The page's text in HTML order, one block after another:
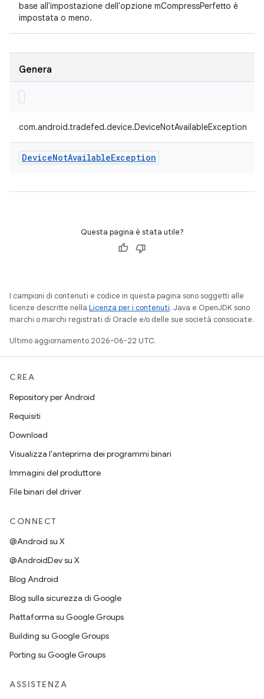
base all'impostazione dell'opzione mCompressPerfetto è
impostata o meno.
Genera
com.android.tradefed.device.DeviceNotAvailableException
DeviceNotAvailableException
Questa pagina è stata utile?
I campioni di contenuti e codice in questa pagina sono soggetti alle
licenze descritte nella Licenza per i contenuti. Java e OpenJDK sono
marchi o marchi registrati di Oracle e/o delle sue società consociate.
Ultimo aggiornamento 2026-06-22 UTC.
CREA
Repository per Android
Requisiti
Download
Visualizza l'anteprima dei programmi binari
Immagini del produttore
File binari del driver
CONNECT
@Android su X
@AndroidDev su X
Blog Android
Blog sulla sicurezza di Google
Piattaforma su Google Groups
Building su Google Groups
Porting su Google Groups
ASSISTENZA